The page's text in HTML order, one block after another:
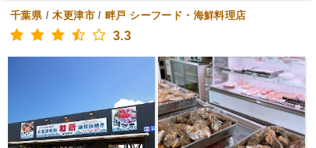
千葉県/木更津市/畔戸 シーフード・海鮮料理店
3.3